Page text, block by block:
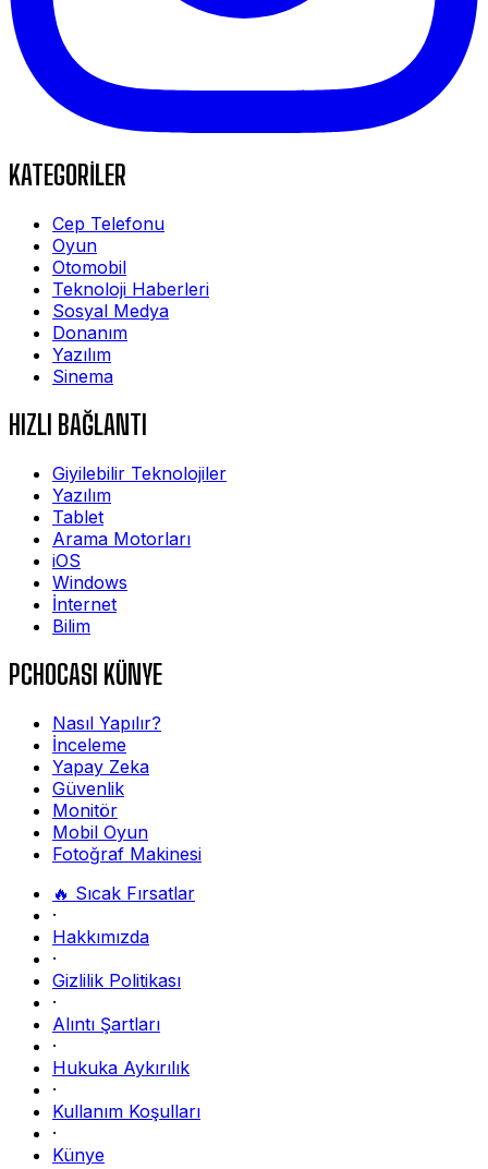
KATEGORİLER
Cep Telefonu
Oyun
Otomobil
Teknoloji Haberleri
Sosyal Medya
Donanım
Yazılım
Sinema
HIZLI BAĞLANTI
Giyilebilir Teknolojiler
Yazılım
Tablet
Arama Motorları
iOS
Windows
İnternet
Bilim
PCHOCASI KÜNYE
Nasıl Yapılır?
İnceleme
Yapay Zeka
Güvenlik
Monitör
Mobil Oyun
Fotoğraf Makinesi
🔥 Sıcak Fırsatlar
·
Hakkımızda
·
Gizlilik Politikası
·
Alıntı Şartları
·
Hukuka Aykırılık
·
Kullanım Koşulları
·
Künye